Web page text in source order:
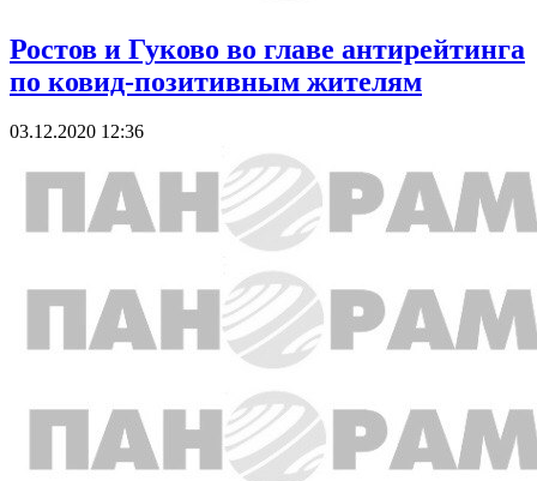
Ростов и Гуково во главе антирейтинга
по ковид-позитивным жителям
03.12.2020 12:36